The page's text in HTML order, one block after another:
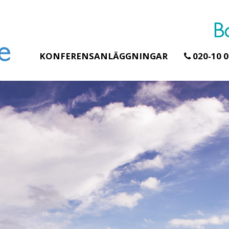
KONFERENSANLÄGGNINGAR 020-10
Erbjudande från Åhus Seaside
SPA & Konferens
stranden i Åhus. För grupper
erbjuder vi en full abonnering
av Åhus Seaside SPA &
Konferens. Under er vistelse är
hela hotellet ert ...
Hela
teamet
skogen
Samla
minuter
bokar vårt